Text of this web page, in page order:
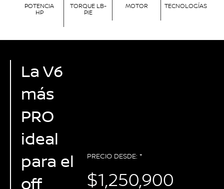
POTENCIA
HP
TORQUE LB-
PIE
MOTOR TECNOLOGÍAS
La V6
más
PRO
ideal
para el
off
PRECIO DESDE: *
$1,250,900